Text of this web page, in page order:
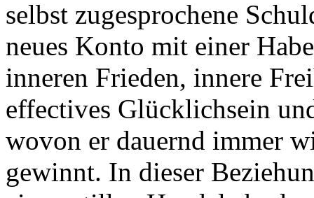
selbst zugesprochene
neues Konto mit einer
inneren Frieden, innere
effectives Glücklichsein
wovon er dauernd immer
gewinnt. In dieser